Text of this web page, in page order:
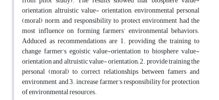
orientation, altruistic value- orientation, environmental personal
(moral) norm, and responsibility to protect environment had the
most influence on forming farmers’ environmental behaviors.
Adduced as recommendations are 1. providing the training to
change farmer’s egoistic value-orientation to biosphere value-
orientation and altruistic value- orientation; 2. provide training the
personal (moral) to correct relationships between famers and
environment, and 3. increase farmer’s responsibility for protection
of environmental resources.